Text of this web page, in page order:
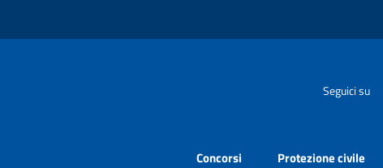
Seguici su
Concorsi Protezione civile